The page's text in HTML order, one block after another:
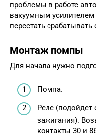
проблемы в работе
вакуумным
перестать
Монтаж помпы
Для начала нужно
Помпа.
Реле (подойдет
зажигания).
контакты 30 и